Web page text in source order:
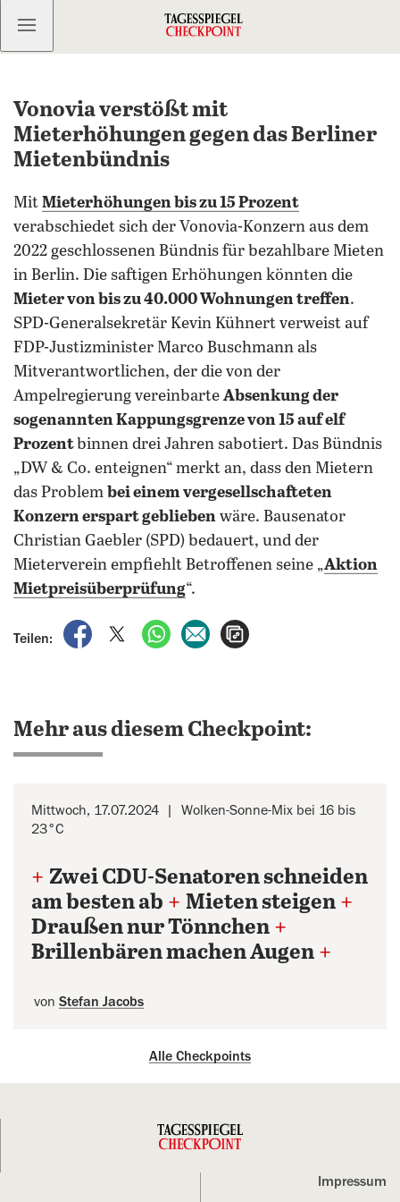
Kostenlos anmelden
Vonovia verstößt mit
Mieterhöhungen gegen das Berliner
Mietenbündnis
Mit Mieterhöhungen bis zu 15 Prozent
verabschiedet sich der Vonovia-Konzern aus dem
2022 geschlossenen Bündnis für bezahlbare Mieten
in Berlin. Die saftigen Erhöhungen könnten die
Mieter von bis zu 40.000 Wohnungen treffen.
SPD-Generalsekretär Kevin Kühnert verweist auf
FDP-Justizminister Marco Buschmann als
Mitverantwortlichen, der die von der
Ampelregierung vereinbarte Absenkung der
sogenannten Kappungsgrenze von 15 auf elf
Prozent binnen drei Jahren sabotiert. Das Bündnis
„DW & Co. enteignen“ merkt an, dass den Mietern
das Problem bei einem vergesellschafteten
Konzern erspart geblieben wäre. Bausenator
Christian Gaebler (SPD) bedauert, und der
Mieterverein empfiehlt Betroffenen seine „Aktion
Mietpreisüberprüfung“.
Teilen:
auf Facebook teilen
auf X teilenper WhatsApp teilen
per E-Mail teilen
Mehr aus diesem Checkpoint:
Mittwoch, 17.07.2024
Wolken-Sonne-Mix bei 16 bis
23°C
+ Zwei CDU-Senatoren schneiden
am besten ab + Mieten steigen +
Draußen nur Tönnchen +
Brillenbären machen Augen +
von Stefan Jacobs
Alle Checkpoints
Impressum